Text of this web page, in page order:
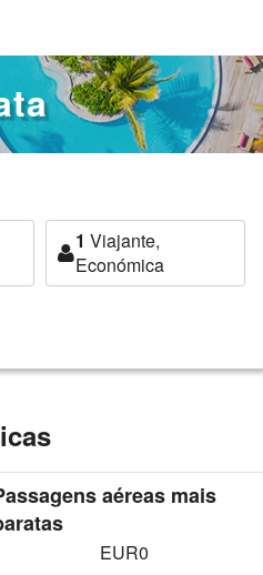
1 Viajante,
Económica
aéreas mais
EUR0